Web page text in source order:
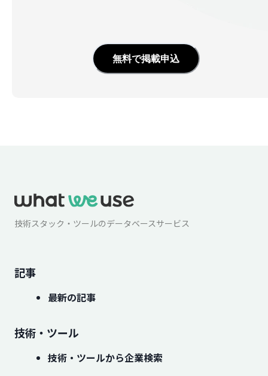
無料で掲載申込
技術スタック・ツールのデータベースサービス
記事
最新の記事
技術・ツール
技術・ツールから企業検索